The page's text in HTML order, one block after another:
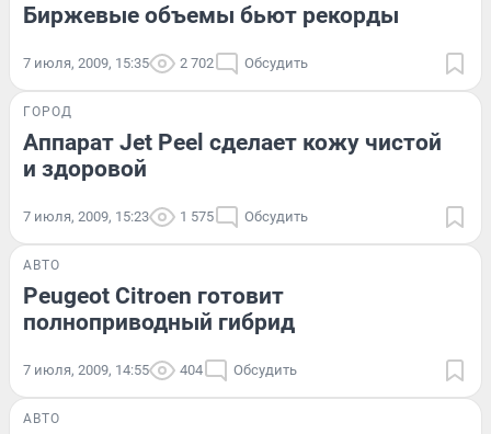
Биржевые объемы бьют рекорды
7 июля, 2009, 15:35 2 702 Обсудить
ГОРОД
Аппарат Jet Peel сделает кожу чистой
и здоровой
7 июля, 2009, 15:23 1 575 Обсудить
АВТО
Peugeot Citroen готовит
полноприводный гибрид
7 июля, 2009, 14:55 404 Обсудить
АВТО